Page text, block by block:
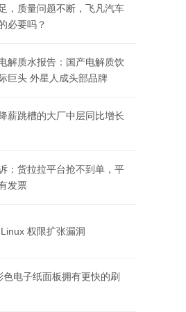
，质量问题不断，飞凡汽车
必要吗？
解质水报告：国产电解质饮
巨头 外星人成头部品牌
薪跳槽的大厂中层同比增长
：货拉拉平台抢不到单，平
发票
权限扩张漏洞
色电子纸面板拥有更快的刷